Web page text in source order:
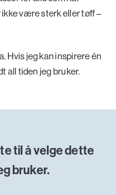
være sterk eller tøff –
Hvis jeg kan inspirere én
all tiden jeg bruker.
til å velge dette
bruker.